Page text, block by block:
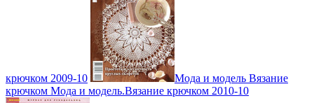
крючком 2009-10
Мода и модель Вязание
крючком Мода и модель.Вязание крючком 2010-10